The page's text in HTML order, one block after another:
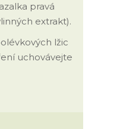
pravá
extrakt).
lžic
uchovávejte